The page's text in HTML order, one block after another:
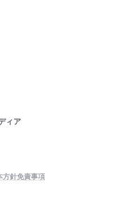
ィア
方針免責事項